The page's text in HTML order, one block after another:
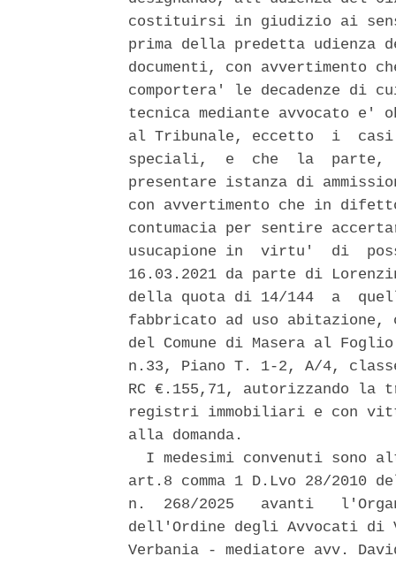
costituirsi in giudizio ai
prima della predetta udienza
documenti, con
comportera' le decadenze di
tecnica mediante avvocato
al Tribunale, eccetto  i
speciali,  e  che  la  parte,
presentare istanza di
con avvertimento che in
contumacia per sentire
usucapione in  virtu'  di
16.03.2021 da parte di
della quota di 14/144  a
fabbricato ad uso
del Comune di Masera al
n.33, Piano T. 1-2, A/4,
RC €.155,71, autorizzando la
registri immobiliari e con
alla domanda.
I medesimi convenuti sono
art.8 comma 1 D.Lvo 28/2010
n.  268/2025   avanti
dell'Ordine degli Avvocati di
Verbania - mediatore avv.